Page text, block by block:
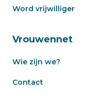
Word vrijwilliger
Vrouwennet
Wie zijn we?
Contact